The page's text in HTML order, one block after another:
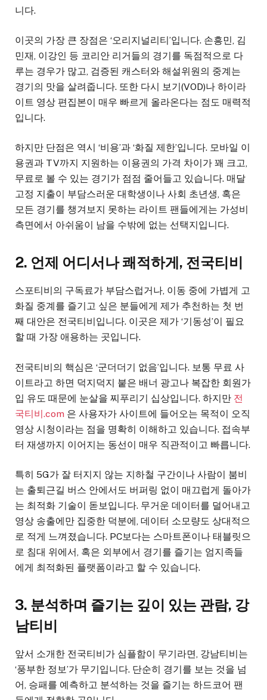
니다.
이곳의 가장 큰 장점은 ‘오리지널리티’입니다. 손흥민, 김
민재, 이강인 등 코리안 리거들의 경기를 독점적으로 다
루는 경우가 많고, 검증된 캐스터와 해설위원의 중계는
경기의 맛을 살려줍니다. 또한 다시 보기(VOD)나 하이라
이트 영상 편집본이 매우 빠르게 올라온다는 점도 매력적
입니다.
하지만 단점은 역시 ‘비용’과 ‘화질 제한’입니다. 모바일 이
용권과 TV까지 지원하는 이용권의 가격 차이가 꽤 크고,
무료로 볼 수 있는 경기가 점점 줄어들고 있습니다. 매달
고정 지출이 부담스러운 대학생이나 사회 초년생, 혹은
모든 경기를 챙겨보지 못하는 라이트 팬들에게는 가성비
측면에서 아쉬움이 남을 수밖에 없는 선택지입니다.
2. 언제 어디서나 쾌적하게, 전국티비
스포티비의 구독료가 부담스럽거나, 이동 중에 가볍게 고
화질 중계를 즐기고 싶은 분들에게 제가 추천하는 첫 번
째 대안은 전국티비입니다. 이곳은 제가 ‘기동성’이 필요
할 때 가장 애용하는 곳입니다.
전국티비의 핵심은 ‘군더더기 없음’입니다. 보통 무료 사
이트라고 하면 덕지덕지 붙은 배너 광고나 복잡한 회원가
입 유도 때문에 눈살을 찌푸리기 십상입니다. 하지만 전
국티비.com 은 사용자가 사이트에 들어오는 목적이 오직
영상 시청이라는 점을 명확히 이해하고 있습니다. 접속부
터 재생까지 이어지는 동선이 매우 직관적이고 빠릅니다.
특히 5G가 잘 터지지 않는 지하철 구간이나 사람이 붐비
는 출퇴근길 버스 안에서도 버퍼링 없이 매끄럽게 돌아가
는 최적화 기술이 돋보입니다. 무거운 데이터를 덜어내고
영상 송출에만 집중한 덕분에, 데이터 소모량도 상대적으
로 적게 느껴졌습니다. PC보다는 스마트폰이나 태블릿으
로 침대 위에서, 혹은 외부에서 경기를 즐기는 엄지족들
에게 최적화된 플랫폼이라고 할 수 있습니다.
3. 분석하며 즐기는 깊이 있는 관람, 강
남티비
앞서 소개한 전국티비가 심플함이 무기라면, 강남티비는
‘풍부한 정보’가 무기입니다. 단순히 경기를 보는 것을 넘
어, 승패를 예측하고 분석하는 것을 즐기는 하드코어 팬